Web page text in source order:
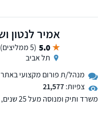
בלתי מתפשר.אמיר לנטון
5.0 (5 ממליצים)
תל אביב
מנהל/ת פורום מקצועי באתר din
צפיות:21,577
משרד